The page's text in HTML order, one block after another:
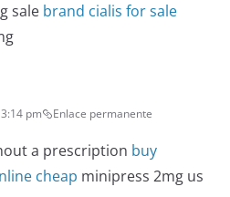
sale brand cialis for sale
pm Enlace permanente
a prescription buy
cheap minipress 2mg us